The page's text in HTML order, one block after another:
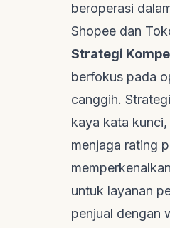
beroperasi
Shopee dan
Strategi
berfokus pada
canggih.
kaya kata
menjaga rating
untuk layanan
penjual dengan